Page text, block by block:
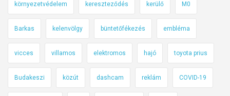
a
k
i
–
e
környezetvédelem kereszteződés kerülő M0
Barkas kelenvölgy büntetőfékezés embléma
vicces villamos elektromos hajó toyota prius
Budakeszi közút dashcam reklám COVID-19